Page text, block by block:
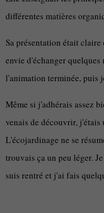
différentes matières
Sa présentation était
envie d'échanger quelques
l'animation terminée, puis
Même si j'adhérais assez
venais de découvrir, j'étais
L'écojardinage ne se
trouvais ça un peu léger.
suis rentré et j'ai fais